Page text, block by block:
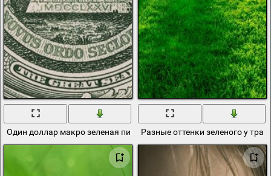
Один доллар макро зеленая пирамидаРазные оттенки зеленого у